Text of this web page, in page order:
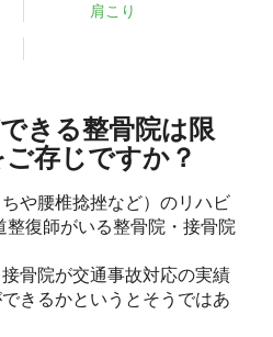
肩こり
きる整骨院は限
存じですか？
や腰椎捻挫など）のリハビ
整復師がいる整骨院・接骨院
骨院が交通事故対応の実績
きるかというとそうではあ